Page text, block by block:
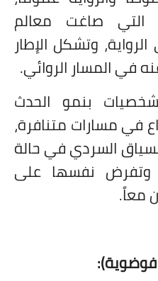
التي صاغت معالم
وتشكل الإطار
في المسار الروائي.
بنمو الحدث
في مسارات متنافرة،
السردي في حالة
وتفرض نفسها على
معاً.
فوضوية):